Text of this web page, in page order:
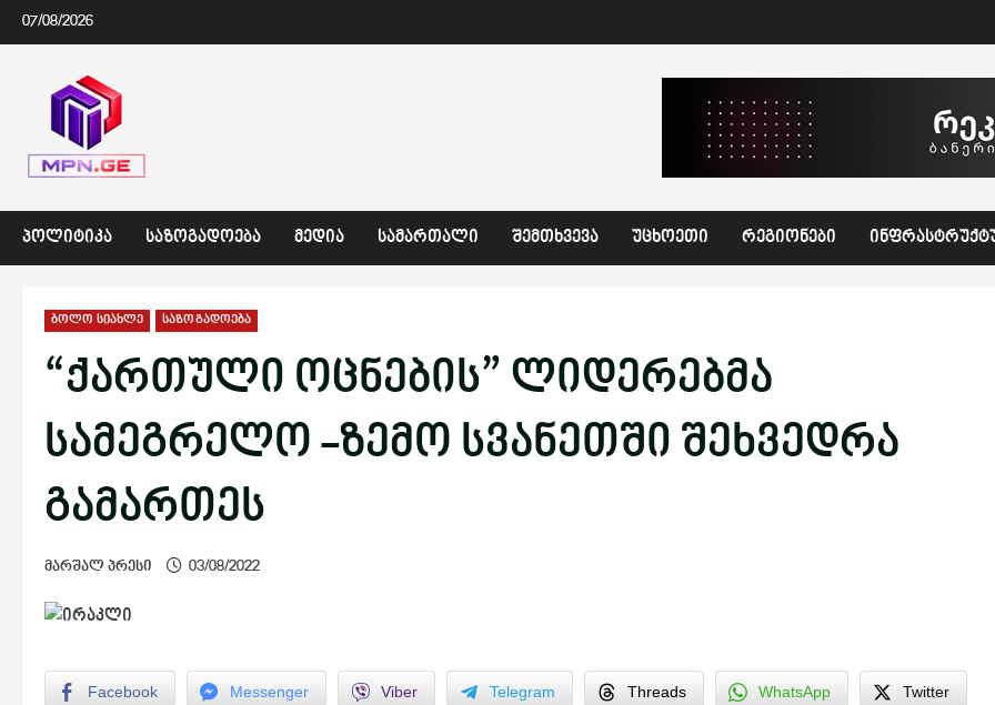
Skip
to
07/08/2026
ᲞᲝᲚᲘᲢᲘᲙᲐ ᲡᲐᲖᲝᲒᲐᲓᲝᲔᲑᲐ ᲛᲔᲓᲘᲐ ᲡᲐᲛᲐᲠᲗᲐᲚᲘ ᲨᲔᲛᲗᲮᲕᲔᲕᲐ ᲣᲪᲮᲝᲔᲗᲘ ᲠᲔᲒᲘᲝᲜᲔᲑᲘ
ბოლო სიახლე საზოგადოება
“ქართული ოცნების” ლიდერებმა
სამეგრელო -ზემო სვანეთში შეხვედრა
გამართეს
მარშალ პრესი 03/08/2022
Facebook Messenger Viber Telegram Threads WhatsApp Twitter